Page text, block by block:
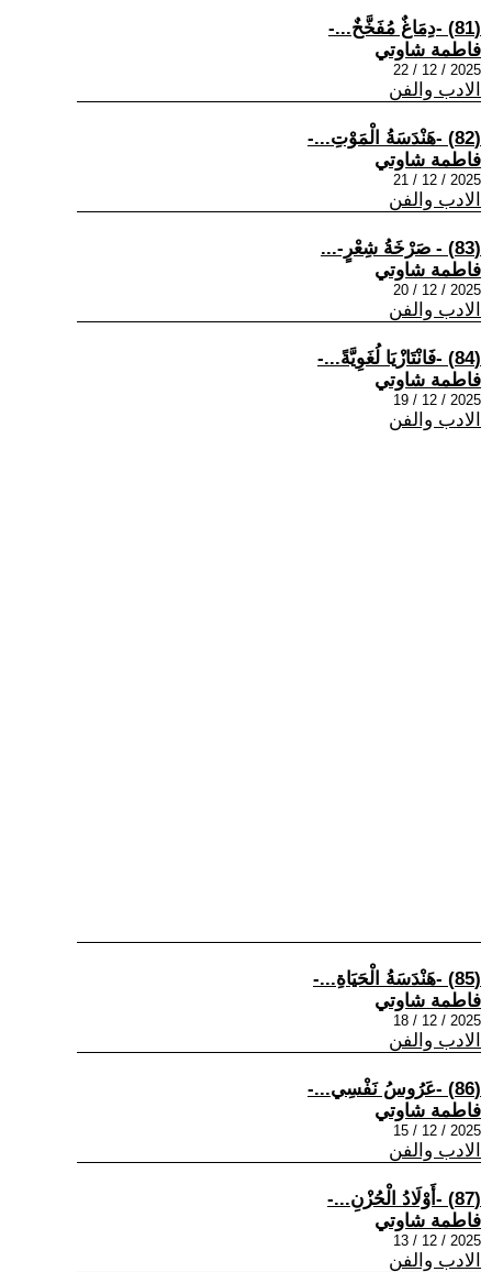
(81) -دِمَاغٌ مُفَخَّخٌ...-
فاطمة شاوتي
2025 / 12 / 22
الادب والفن
(82) -هَنْدَسَةُ الْمَوْتِ...-
فاطمة شاوتي
2025 / 12 / 21
الادب والفن
(83) - صَرْخَةُ شِعْرٍ-...
فاطمة شاوتي
2025 / 12 / 20
الادب والفن
(84) -فَانْتَازْيَا لُغَوِيَّةً...-
فاطمة شاوتي
2025 / 12 / 19
الادب والفن
(85) -هَنْدَسَةُ الْحَيَاةِ...-
فاطمة شاوتي
2025 / 12 / 18
الادب والفن
(86) -عَرُوسُ نَفْسِي...-
فاطمة شاوتي
2025 / 12 / 15
الادب والفن
(87) -أَوْلَادُ الْحُزْنِ...-
فاطمة شاوتي
2025 / 12 / 13
الادب والفن